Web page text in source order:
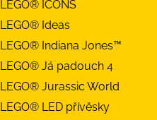
LEGO® ICONS
LEGO® Ideas
LEGO® Indiana Jones™
LEGO® Já padouch 4
LEGO® Jurassic World
LEGO® LED přívěsky